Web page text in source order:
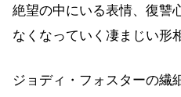
絶望の中にいる表情、復讐
なくなっていく凄まじい形
ジョディ・フォスターの繊